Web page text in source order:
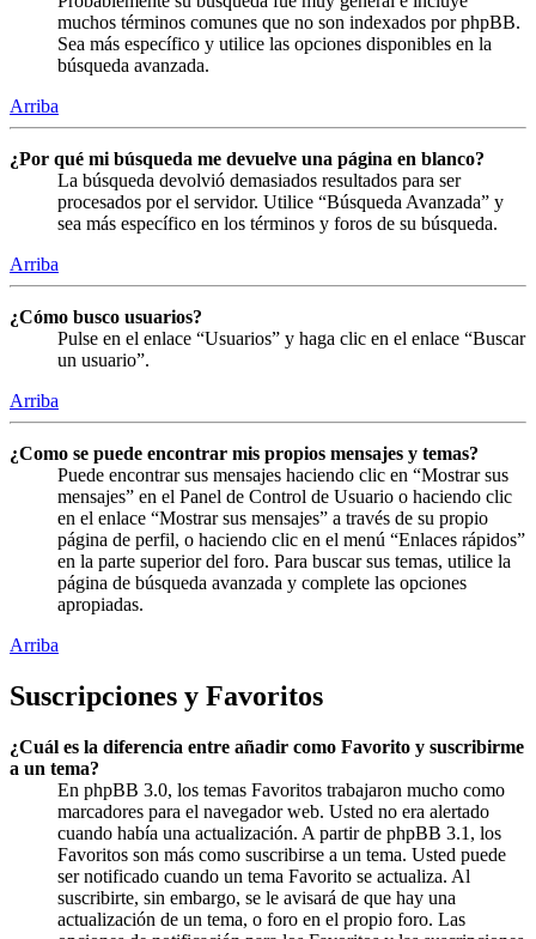
muchos términos comunes que no son indexados por phpBB.
Sea más específico y utilice las opciones disponibles en la
búsqueda avanzada.
Arriba
¿Por qué mi búsqueda me devuelve una página en blanco?
La búsqueda devolvió demasiados resultados para ser
procesados por el servidor. Utilice “Búsqueda Avanzada” y
sea más específico en los términos y foros de su búsqueda.
Arriba
¿Cómo busco usuarios?
Pulse en el enlace “Usuarios” y haga clic en el enlace “Buscar
un usuario”.
Arriba
¿Como se puede encontrar mis propios mensajes y temas?
Puede encontrar sus mensajes haciendo clic en “Mostrar sus
mensajes” en el Panel de Control de Usuario o haciendo clic
en el enlace “Mostrar sus mensajes” a través de su propio
página de perfil, o haciendo clic en el menú “Enlaces rápidos”
en la parte superior del foro. Para buscar sus temas, utilice la
página de búsqueda avanzada y complete las opciones
apropiadas.
Arriba
Suscripciones y Favoritos
¿Cuál es la diferencia entre añadir como Favorito y suscribirme
a un tema?
En phpBB 3.0, los temas Favoritos trabajaron mucho como
marcadores para el navegador web. Usted no era alertado
cuando había una actualización. A partir de phpBB 3.1, los
Favoritos son más como suscribirse a un tema. Usted puede
ser notificado cuando un tema Favorito se actualiza. Al
suscribirte, sin embargo, se le avisará de que hay una
actualización de un tema, o foro en el propio foro. Las